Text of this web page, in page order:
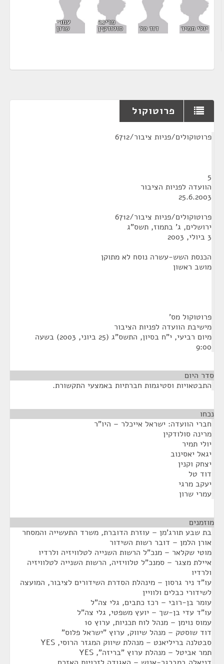
יולי תמיר דוד טל
מרינה
סולודקין
עמרי
שרון
פרוטוקול
פרוטוקולים/פניות ציבור/6712
5
הוועדה לפניות הציבור
25.6.2003
פרוטוקולים/פניות ציבור/6712
ירושלים, ג' בתמוז, תשס"ג
3 ביולי, 2003
הכנסת השש-עשרה נוסח לא מתוקן
מושב ראשון
פרוטוקול מס'
מישיבת הוועדה לפניות הציבור
מיום רביעי, י"ח בסיון, התשס"ג (25 ביוני, 2003) בשעה
9:00
סדר היום
התבטאויות וסטיגמות חברתיות באמצעי התקשורת.
נכחו
חברי הוועדה: ישראל אייכלר – היו"ר
מרינה סולודקין
יולי תמיר
יגאל יאסינוב
יצחק וקנין
דוד טל
יעקב מרגי
עמרי שרון
מוזמנים
בת שבע תורג'מן – עוזרת הדוברת, משרד התעשייה והמסחר
אורן הלמן – דובר רשות השידור
מוטי שקלאר – מנכ"ל הרשות השנייה לטלוויזיה ולרדיו
איילת מצגר – סמנכ"ל טלוויזיה, הרשות השנייה לטלוויזיה
ולרדיו
עו"ד ניר גרסון – מינהלת הסדרת השידורים לציבור, המועצה
לשידורי כבלים ולוויין
עומר בן-רובי – רכז כתבים, גלי צה"ל
עו"ד עדי בן-שך – יועץ משפטי, גלי צה"ל
עמוס נוימן – מנהל לוח תכניות, ערוץ 10
דוד שוסטק – מנהל שיווק, ערוץ "ישראל פלוס"
סבטלנה בריליאנט – מנהלת שיווק המגזר הרוסי, YES
תמר אביטל – מנהלת ערוץ "בריזה", YES